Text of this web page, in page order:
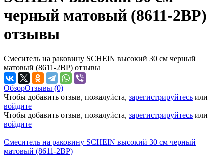
черный матовый (8611-2BP)
отзывы
Смеситель на раковину SCHEIN высокий 30 см черный
матовый (8611-2BP) отзывы
ОбзорОтзывы (0)
Чтобы добавить отзыв, пожалуйста, зарегистрируйтесь или
войдите
Чтобы добавить отзыв, пожалуйста, зарегистрируйтесь или
войдите
Смеситель на раковину SCHEIN высокий 30 см черный
матовый (8611-2BP)